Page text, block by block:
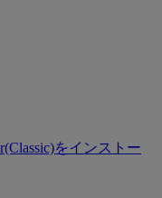
をインストー